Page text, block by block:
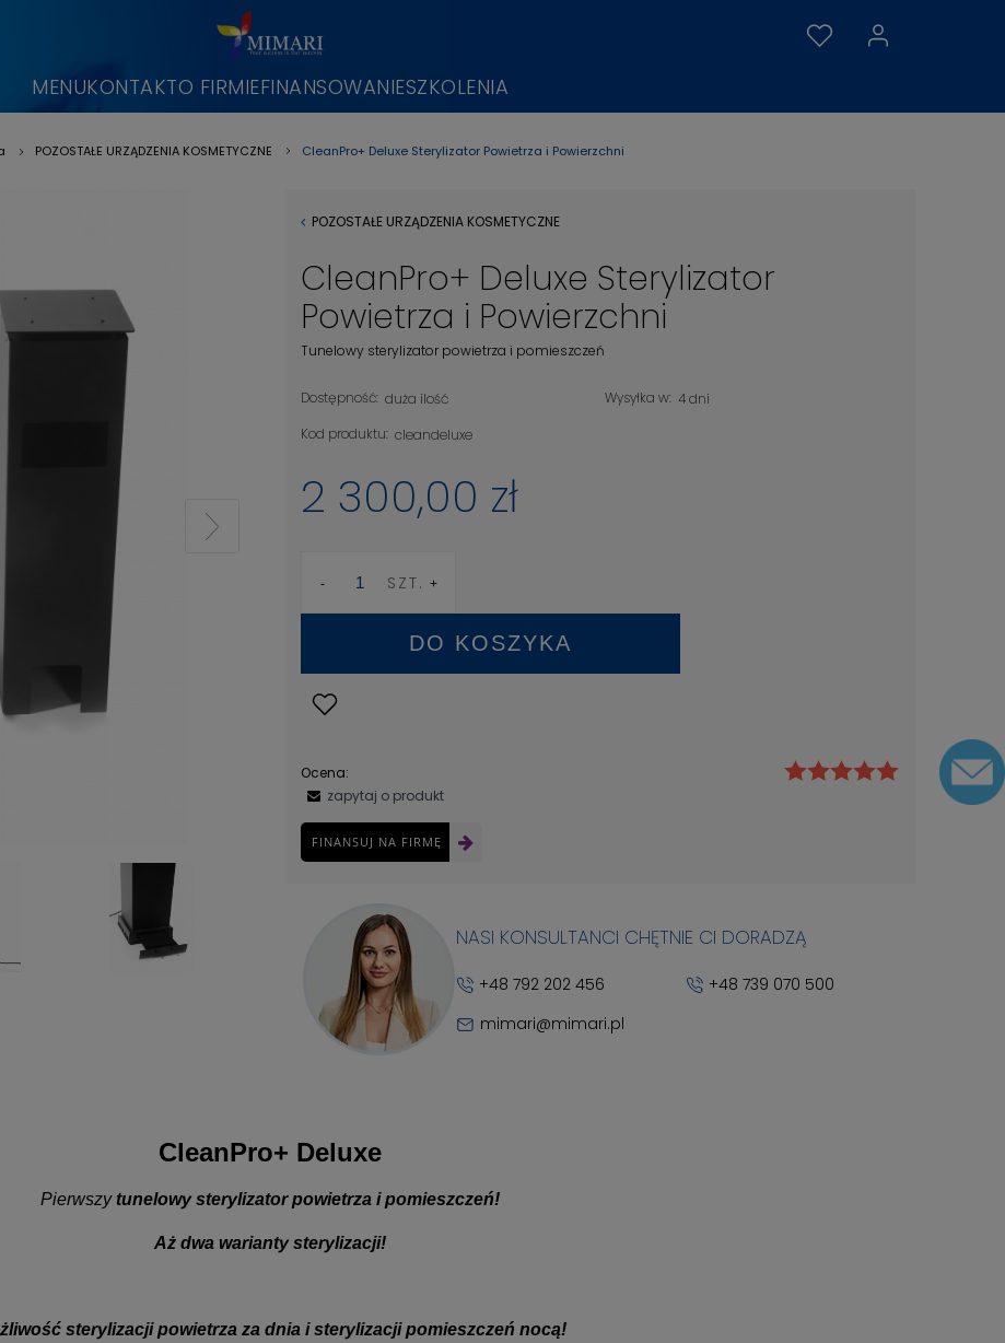
MENUKONTAKTO FIRMIEFINANSOWANIESZKOLENIA
POZOSTAŁE URZĄDZENIA KOSMETYCZNE CleanPro+ Deluxe Sterylizator Powietrza i Powierzchni
POZOSTAŁE URZĄDZENIA KOSMETYCZNE
CleanPro+ Deluxe Sterylizator
Powietrza i Powierzchni
Tunelowy sterylizator powietrza i pomieszczeń
Dostępność: duża ilość Wysyłka w: 4 dni
Kod produktu: cleandeluxe
2 300,00 zł
SZT.
DO KOSZYKA
Ocena:
zapytaj o produkt
FINANSUJ NA FIRMĘ
NASI KONSULTANCI CHĘTNIE CI DORADZĄ
+48 792 202 456
+48 739 070 500
mimari@mimari.pl
CleanPro+ Deluxe
Pierwszy tunelowy sterylizator powietrza i pomieszczeń!
Aż dwa warianty sterylizacji!
sterylizacji powietrza za dnia i sterylizacji pomieszczeń nocą!